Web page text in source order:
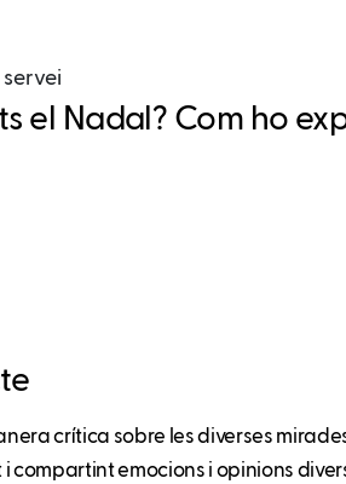
el Nadal? Com ho
crítica sobre les diverses
compartint emocions i opinions